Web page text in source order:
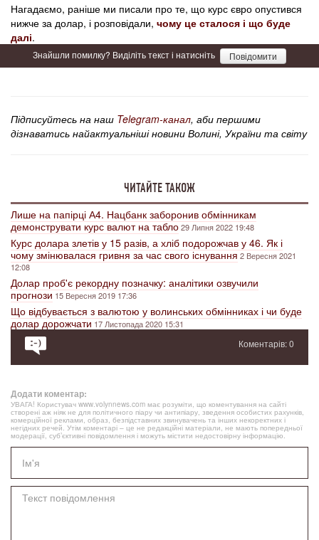
Нагадаємо, раніше ми писали про те, що курс євро опустився
нижче за долар, і розповідали, чому це сталося і що буде
далі.
Знайшли помилку? Виділіть текст і натисніть Повідомити
Підписуйтесь на наш Telegram-канал, аби першими
дізнаватись найактуальніші новини Волині, України та світу
ЧИТАЙТЕ ТАКОЖ
Лише на папірці А4. Нацбанк заборонив обмінникам
демонструвати курс валют на табло29 Липня 2022 19:48
Курс долара злетів у 15 разів, а хліб подорожчав у 46. Як і
чому змінювалася гривня за час свого існування2 Вересня 2021
12:08
Долар проб'є рекордну позначку: аналітики озвучили
прогнози 15 Вересня 2019 17:36
Що відбувається з валютою у волинських обмінниках і чи буде
долар дорожчати 17 Листопада 2020 15:31
Коментарів: 0
Додати коментар:
УВАГА! Користувач www.volynnews.com має розуміти, що коментування на сайті
створені аж ніяк не для політичного піару чи антипіару, зведення особистих рахунків,
комерційної реклами, образ, безпідставних звинувачень та інших некоректних і
негідних речей. Утім коментарі – це не редакційні матеріали, не мають попередньої
модерації, суб’єктивні повідомлення і можуть містити недостовірну інформацію.